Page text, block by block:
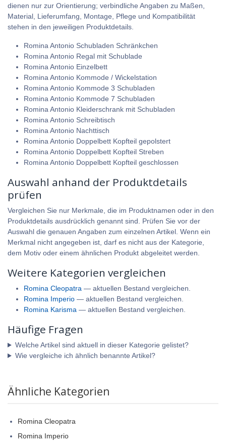
dienen nur zur Orientierung; verbindliche Angaben zu Maßen,
Material, Lieferumfang, Montage, Pflege und Kompatibilität
stehen in den jeweiligen Produktdetails.
Romina Antonio Schubladen Schränkchen
Romina Antonio Regal mit Schublade
Romina Antonio Einzelbett
Romina Antonio Kommode / Wickelstation
Romina Antonio Kommode 3 Schubladen
Romina Antonio Kommode 7 Schubladen
Romina Antonio Kleiderschrank mit Schubladen
Romina Antonio Schreibtisch
Romina Antonio Nachttisch
Romina Antonio Doppelbett Kopfteil gepolstert
Romina Antonio Doppelbett Kopfteil Streben
Romina Antonio Doppelbett Kopfteil geschlossen
Auswahl anhand der Produktdetails
prüfen
Vergleichen Sie nur Merkmale, die im Produktnamen oder in den
Produktdetails ausdrücklich genannt sind. Prüfen Sie vor der
Auswahl die genauen Angaben zum einzelnen Artikel. Wenn ein
Merkmal nicht angegeben ist, darf es nicht aus der Kategorie,
dem Motiv oder einem ähnlichen Produkt abgeleitet werden.
Weitere Kategorien vergleichen
Romina Cleopatra — aktuellen Bestand vergleichen.
Romina Imperio — aktuellen Bestand vergleichen.
Romina Karisma — aktuellen Bestand vergleichen.
Häufige Fragen
Welche Artikel sind aktuell in dieser Kategorie gelistet?
Wie vergleiche ich ähnlich benannte Artikel?
Ähnliche Kategorien
Romina Cleopatra
Romina Imperio